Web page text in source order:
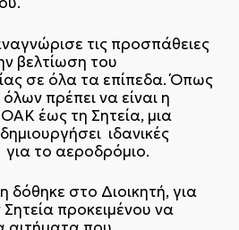
τις προσπάθειες
βελτίωση του
σε όλα τα επίπεδα. Όπως
πρέπει να είναι η
έως τη Σητεία, μια
ιδανικές
το αεροδρόμιο.
δόθηκε στο Διοικητή, για
προκειμένου να